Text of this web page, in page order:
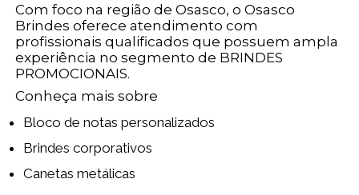
Com foco na região de Osasco, o Osasco
Brindes oferece atendimento com
profissionais qualificados que possuem ampla
experiência no segmento de BRINDES
PROMOCIONAIS.
Conheça mais sobre
Bloco de notas personalizados
Brindes corporativos
Canetas metálicas